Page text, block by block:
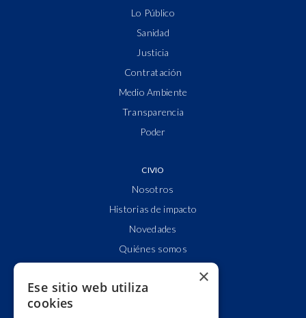
Lo Público
Sanidad
Justicia
Contratación
Medio Ambiente
Transparencia
Poder
CIVIO
Nosotros
Historias de impacto
Novedades
Quiénes somos
Alianzas y redes
×
Ese sitio web utiliza
cookies